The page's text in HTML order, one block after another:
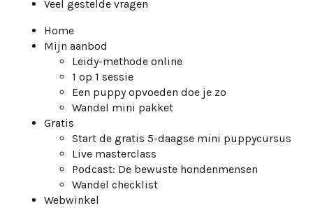
Veel gestelde vragen
Home
Mijn aanbod
Leidy-methode online
1 op 1 sessie
Een puppy opvoeden doe je zo
Wandel mini pakket
Gratis
Start de gratis 5-daagse mini puppycursus
Live masterclass
Podcast: De bewuste hondenmensen
Wandel checklist
Webwinkel